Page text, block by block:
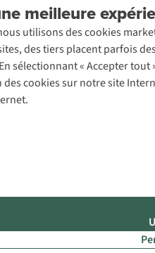
meilleure
utilisons des cookies
des tiers placent parfois
sélectionnant « Accepter
cookies sur notre site